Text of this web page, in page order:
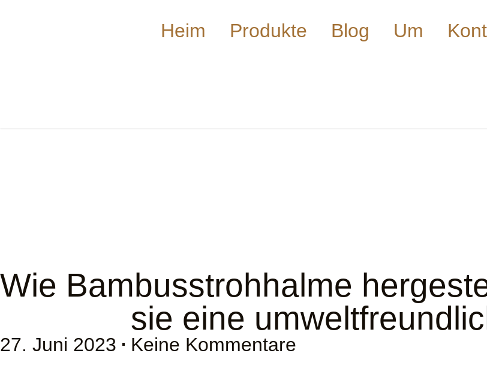
Heim Produkte Blog Um
Wie Bambusstrohhalme
sie eine
27. Juni 2023 Keine Kommentare